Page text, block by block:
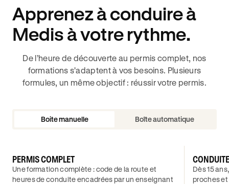
Apprenez à conduire à
Medis à votre rythme.
De l’heure de découverte au permis complet, nos
formations s'adaptent à vos besoins. Plusieurs
formules, un même objectif : réussir votre permis.
Boite manuelle Boîte automatique
PERMIS COMPLET
Une formation complète : code de la route et
heures de conduite encadrées par un enseignant
Dès 15
proches